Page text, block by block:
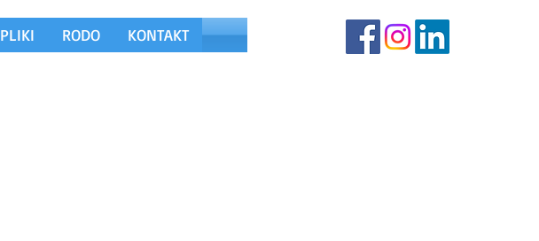
PLIKI RODO KONTAKT